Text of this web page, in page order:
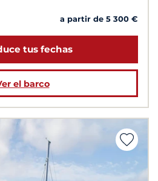
a partir de 5 300 €
tus fechas
el barco